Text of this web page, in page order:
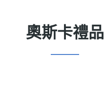
奧斯卡禮品